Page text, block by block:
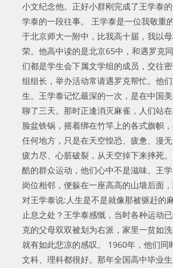
小文纪念他。正好小群刚完成了王学泰
学泰的一段往事。 王学泰是一位我敬重
于北京师大一附中，比我高十届，我以
荣。他高中读的是北京65中，和遇罗克
们都是学生会下属文学组的成员，交往
组组长，举办活动常请遇罗克帮忙。他
生。王学泰记忆最深的一次，是在中国
聊了三天。那时正逢消灭麻雀，人们站
脸盆铁锅，摇着绑在竹竿上的各式旗帜
任何地方，只是在天空惶恐、疲惫、漫
疲力尽、心脏破裂，从天空掉下来摔死
酷的群众运动，他们心中不是滋味。王
岗位相邻，便躲在一座高高的山墙后面
对王学泰说:人生是不是就像那被驱赶的
止息之处？王学泰感慨，当时各种运动
克的父母双双被划为右派，家里一贫如
就有如此悲凉的感叹。 1960年，他们同
文科、理科都很好。那年全国高中毕业